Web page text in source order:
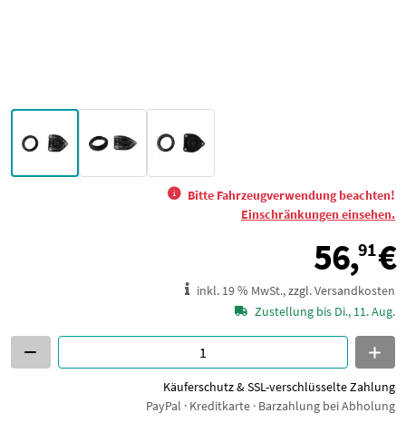
Bitte Fahrzeugverwendung beachten!
Einschränkungen einsehen.
56,91€
inkl. 19 % MwSt., zzgl. Versandkosten
Zustellung bis Di., 11. Aug.
Käuferschutz & SSL-verschlüsselte Zahlung
PayPal · Kreditkarte · Barzahlung bei Abholung